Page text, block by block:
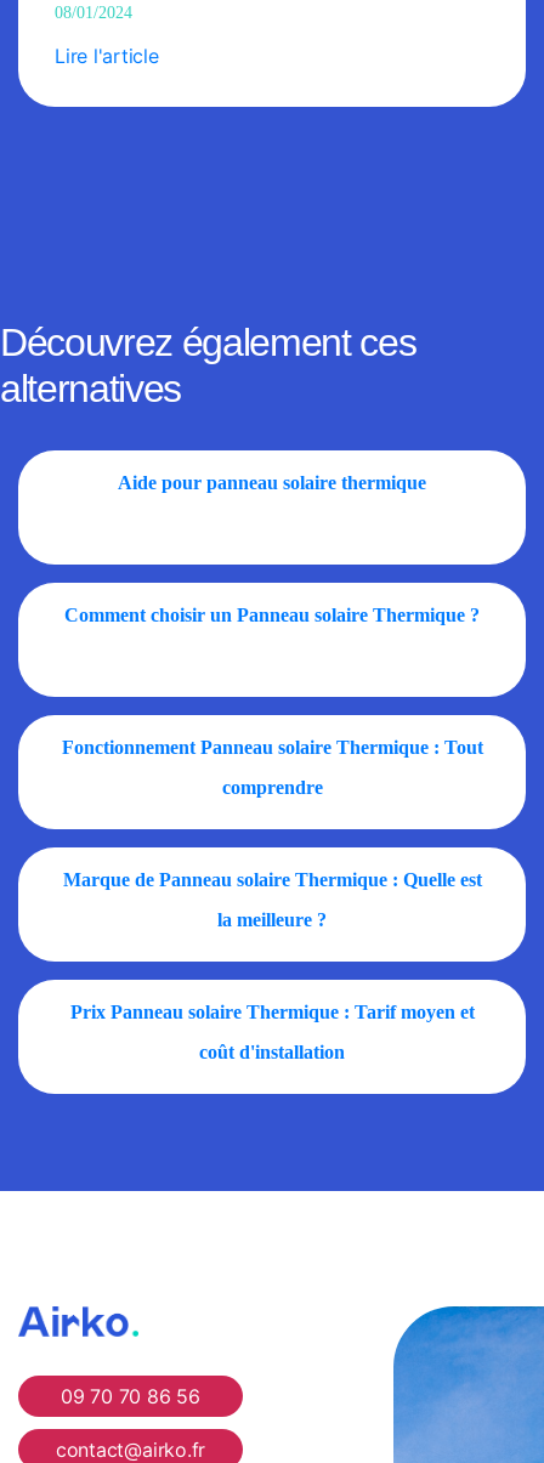
08/01/2024
Lire l'article
Découvrez également ces
alternatives
Aide pour panneau solaire thermique
Comment choisir un Panneau solaire Thermique ?
Fonctionnement Panneau solaire Thermique : Tout
comprendre
Marque de Panneau solaire Thermique : Quelle est
la meilleure ?
Prix Panneau solaire Thermique : Tarif moyen et
coût d'installation
Airko09 70 70 86 56
contact@airko.fr